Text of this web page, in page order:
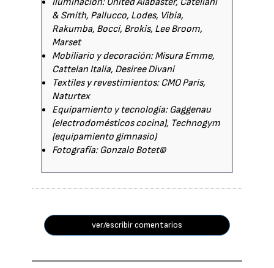
& Smith, Pallucco, Lodes, Vibia,
Rakumba, Bocci, Brokis, Lee Broom,
Marset
Mobiliario y decoración: Misura Emme,
Cattelan Italia, Desiree Divani
Textiles y revestimientos: CMO Paris,
Naturtex
Equipamiento y tecnología: Gaggenau
(electrodomésticos cocina), Technogym
(equipamiento gimnasio)
Fotografía: Gonzalo Botet©
ver/escribir comentarios